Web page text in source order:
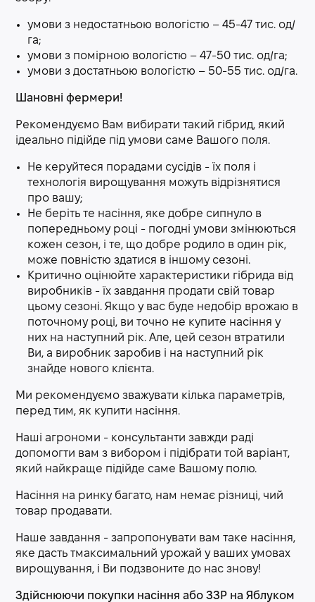
умови з недостатньою вологістю – 45-47 тис. од/
га;
умови з помірною вологістю – 47-50 тис. од/га;
умови з достатньою вологістю – 50-55 тис. од/га.
Шановні фермери!
Рекомендуємо Вам вибирати такий гібрид, який
ідеально підійде під умови саме Вашого поля.
Не керуйтеся порадами сусідів - їх поля і
технологія вирощування можуть відрізнятися
про вашу;
Не беріть те насіння, яке добре сипнуло в
попередньому році - погодні умови змінюються
кожен сезон, і те, що добре родило в один рік,
може повністю здатися в іншому сезоні.
Критично оцінюйте характеристики гібрида від
виробників - їх завдання продати свій товар
цьому сезоні. Якщо у вас буде недобір врожаю в
поточному році, ви точно не купите насіння у
них на наступний рік. Але, цей сезон втратили
Ви, а виробник заробив і на наступний рік
знайде нового клієнта.
Ми рекомендуємо зважувати кілька параметрів,
перед тим, як купити насіння.
Наші агрономи - консультанти завжди раді
допомогти вам з вибором і підібрати той варіант,
який найкраще підійде саме Вашому полю.
Насіння на ринку багато, нам немає різниці, чий
товар продавати.
Наше завдання - запропонувати вам таке насіння,
яке дасть тмаксимальний урожай у ваших умовах
вирощування, і Ви подзвоните до нас знову!
Здійснюючи покупки насіння або ЗЗР на Яблуком